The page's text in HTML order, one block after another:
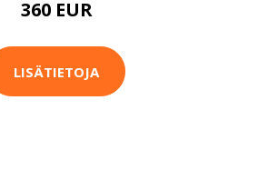
360 EUR
LISÄTIETOJA